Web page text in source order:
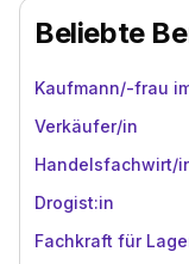
Beliebte
Kaufmann/-frau
Verkäufer/in
Handelsfachwirt/
Drogist:in
Fachkraft für